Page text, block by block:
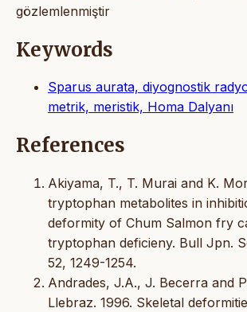
gözlemlenmiştir
Keywords
Sparus aurata, diyognostik
metrik, meristik, Homa Dalyanı
References
Akiyama, T., T. Murai and K.
tryptophan metabolites in
deformity of Chum Salmon fry
tryptophan deficieny. Bull Jpn.
52, 1249-1254.
Andrades, J.A., J. Becerra and
Llebraz. 1996. Skeletal